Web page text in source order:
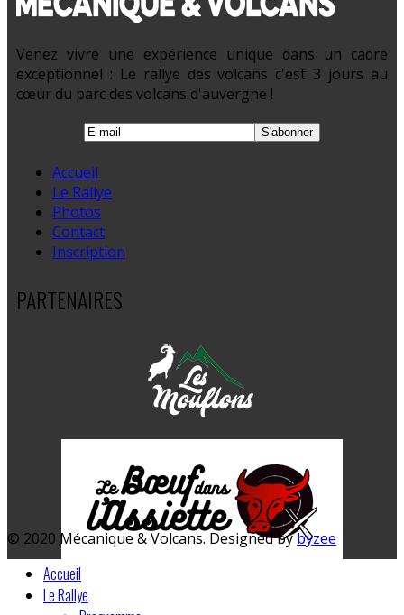
Venez vivre une expérience unique dans un cadre
exceptionnel : Le rallye des volcans c'est 3 jours au
cœur du parc des volcans d'auvergne !
Accueil
Le Rallye
Photos
Contact
Inscription
PARTENAIRES
© 2020 Mécanique & Volcans. Designed bybyzee
Accueil
Le Rallye